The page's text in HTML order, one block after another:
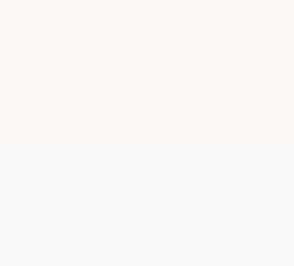
de mest gynnsamma platserna